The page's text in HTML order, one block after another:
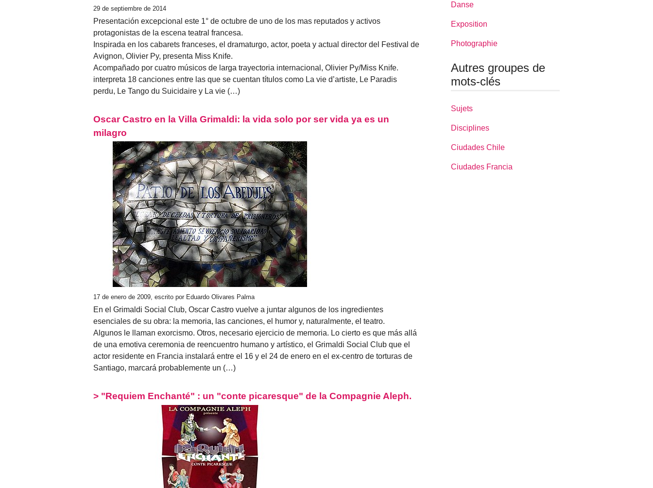
29 de septiembre de 2014
Presentación excepcional este 1° de octubre de uno de los mas reputados y activos
protagonistas de la escena teatral francesa.
Inspirada en los cabarets franceses, el dramaturgo, actor, poeta y actual director del Festival de
Avignon, Olivier Py, presenta Miss Knife.
Acompañado por cuatro músicos de larga trayectoria internacional, Olivier Py/Miss Knife.
interpreta 18 canciones entre las que se cuentan títulos como La vie d’artiste, Le Paradis
perdu, Le Tango du Suicidaire y La vie (…)
Oscar Castro en la Villa Grimaldi: la vida solo por ser vida ya es un
milagro
17 de enero de 2009, escrito por Eduardo Olivares Palma
En el Grimaldi Social Club, Oscar Castro vuelve a juntar algunos de los ingredientes
esenciales de su obra: la memoria, las canciones, el humor y, naturalmente, el teatro.
Algunos le llaman exorcismo. Otros, necesario ejercicio de memoria. Lo cierto es que más allá
de una emotiva ceremonia de reencuentro humano y artístico, el Grimaldi Social Club que el
actor residente en Francia instalará entre el 16 y el 24 de enero en el ex-centro de torturas de
Santiago, marcará probablemente un (…)
> "Requiem Enchanté" : un "conte picaresque" de la Compagnie Aleph.
Danse
Exposition
Photographie
Autres groupes de
mots-clés
Sujets
Disciplines
Ciudades Chile
Ciudades Francia